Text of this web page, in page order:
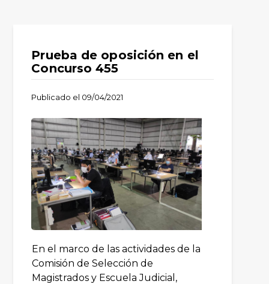
Prueba de oposición en el
Concurso 455
Publicado el 09/04/2021
En el marco de las actividades de la
Comisión de Selección de
Magistrados y Escuela Judicial,